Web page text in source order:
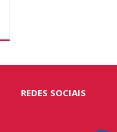
REDES SOCIAIS